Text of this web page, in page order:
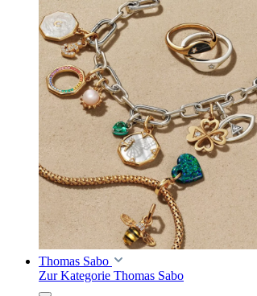
Thomas Sabo
Zur Kategorie Thomas Sabo